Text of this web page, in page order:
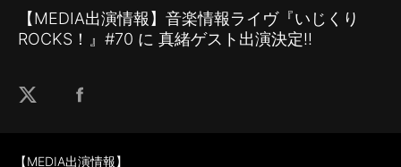
【MEDIA出演情報】音楽情報ライヴ『いじくり
ROCKS！』#70 に 真緒ゲスト出演決定!!
【MEDIA出演情報】